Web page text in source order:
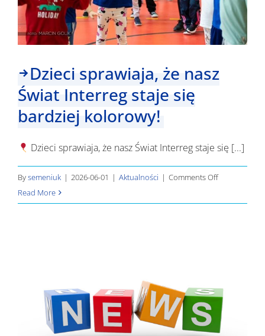
Dzieci sprawiaja, że nasz
Świat Interreg staje się
bardziej kolorowy!
Dzieci sprawiaja, że nasz Świat Interreg staje się [...]
Bysemeniuk | 2026-06-01 | Aktualności | Comments Offon
sprawiaja,
się
bardziej
kolorowy!
Read More